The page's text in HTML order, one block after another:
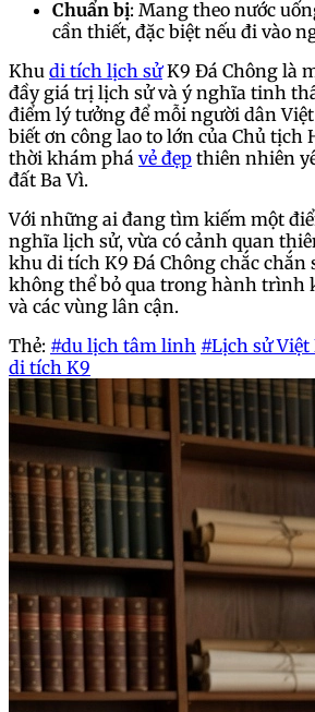
Chuẩn bị: Mang theo nước
cần thiết, đặc biệt nếu đi vào
Khu di tích lịch sửK9 Đá Chông là
đầy giá trị lịch sử và ý nghĩa tinh
điểm lý tưởng để mỗi người dân
biết ơn công lao to lớn của Chủ tịch
thời khám phá vẻ đẹp thiên nhiên
đất Ba Vì.
Với những ai đang tìm kiếm một
nghĩa lịch sử, vừa có cảnh quan
khu di tích K9 Đá Chông chắc chắn
không thể bỏ qua trong hành trình
và các vùng lân cận.
Thẻ: #du lịch tâm linh #Lịch sử Việt
di tích K9